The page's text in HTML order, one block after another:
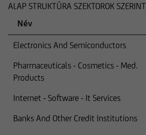
ALAP STRUKTÚRA SZEKTOROK SZERINT
Név
Electronics And Semiconductors
Pharmaceuticals - Cosmetics - Med.
Products
Internet - Software - It Services
Banks And Other Credit Institutions